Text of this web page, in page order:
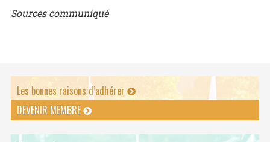
Sources communiqué
Les bonnes raisons d’adhérer
DEVENIR MEMBRE